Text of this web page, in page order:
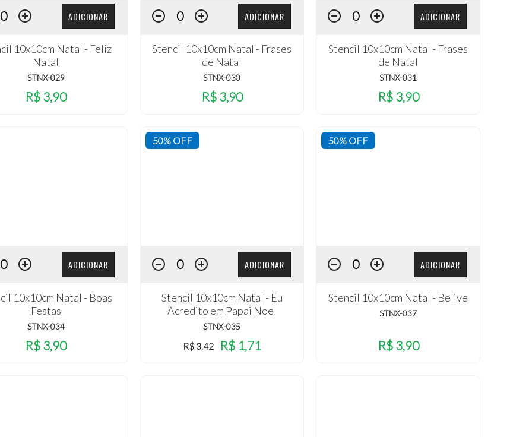
ADICIONAR
10x10cm Natal - Feliz
Natal
STNX-029
R$ 3,90
ADICIONAR
Stencil 10x10cm Natal - Frases
de Natal
STNX-030
R$ 3,90
ADICIONAR
Stencil 10x10cm Natal - Frases
de Natal
STNX-031
R$ 3,90
ADICIONAR
10x10cm Natal - Boas
Festas
STNX-034
R$ 3,90
50% OFF
ADICIONAR
Stencil 10x10cm Natal - Eu
Acredito em Papai Noel
STNX-035
R$ 3,42 R$ 1,71
50% OFF
ADICIONAR
Stencil 10x10cm Natal - Belive
STNX-037
R$ 3,90